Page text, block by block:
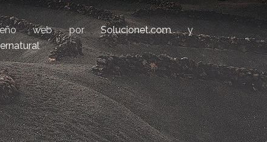
web porSolucionet.comy